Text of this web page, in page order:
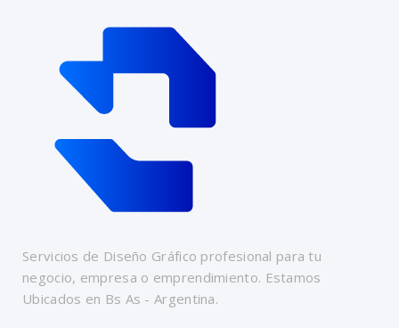
Servicios de Diseño Gráfico profesional para tu
negocio, empresa o emprendimiento. Estamos
Ubicados en Bs As - Argentina.